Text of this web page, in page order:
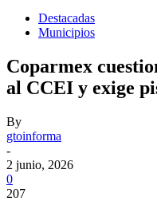
Destacadas
Municipios
Coparmex
al CCEI y exige
By
gtoinforma
-
2 junio, 2026
0
207